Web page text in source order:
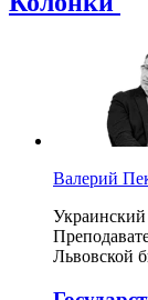
Валерий
Украинский
Львовской